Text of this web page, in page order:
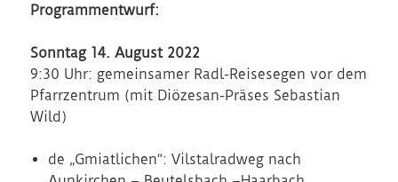
Programmentwurf:
Sonntag 14. August 2022
9:30 Uhr: gemeinsamer Radl-Reisesegen vor dem
Pfarrzentrum (mit Diözesan-Präses Sebastian
Wild)
de „Gmiatlichen“: Vilstalradweg nach